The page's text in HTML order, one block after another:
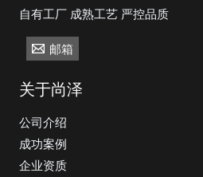
自有工厂 成熟工艺 严控品质
邮箱
关于尚泽
公司介绍
成功案例
企业资质